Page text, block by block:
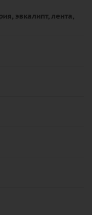
эвкалипт, лента,